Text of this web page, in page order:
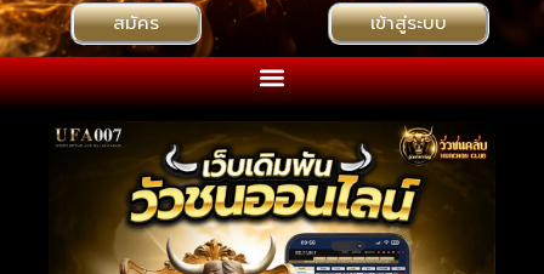
สมัคร เข้าสู่ระบบ